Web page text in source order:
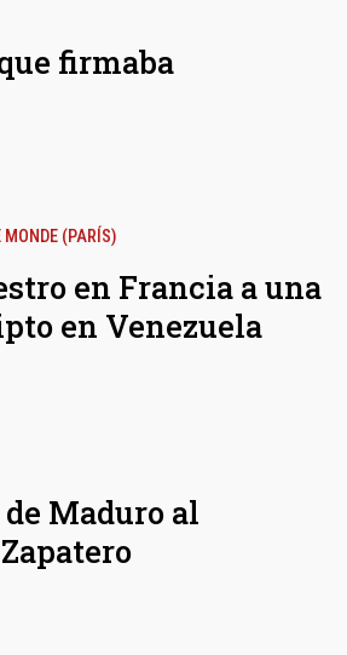
firmaba
MONDE (PARÍS)
en Francia a una
en Venezuela
Maduro al